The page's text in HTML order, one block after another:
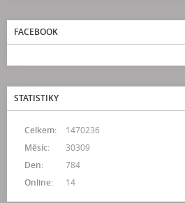
FACEBOOK
STATISTIKY
Online: 14
Celkem:
1470236
Měsíc:
30309
Den:
784